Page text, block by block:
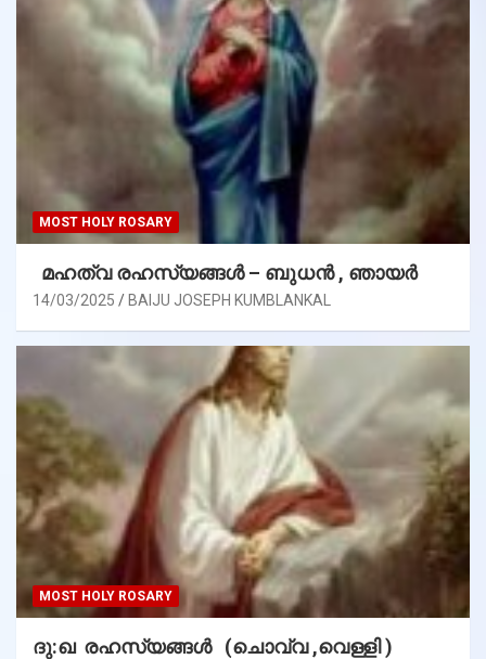
MOST HOLY ROSARY
മഹത്വ രഹസ്യങ്ങള്‍ – ബുധൻ , ഞായർ
14/03/2025 BAIJU JOSEPH KUMBLANKAL
MOST HOLY ROSARY
ദു:ഖ രഹസ്യങ്ങൾ (ചൊവ്വ ,വെള്ളി )